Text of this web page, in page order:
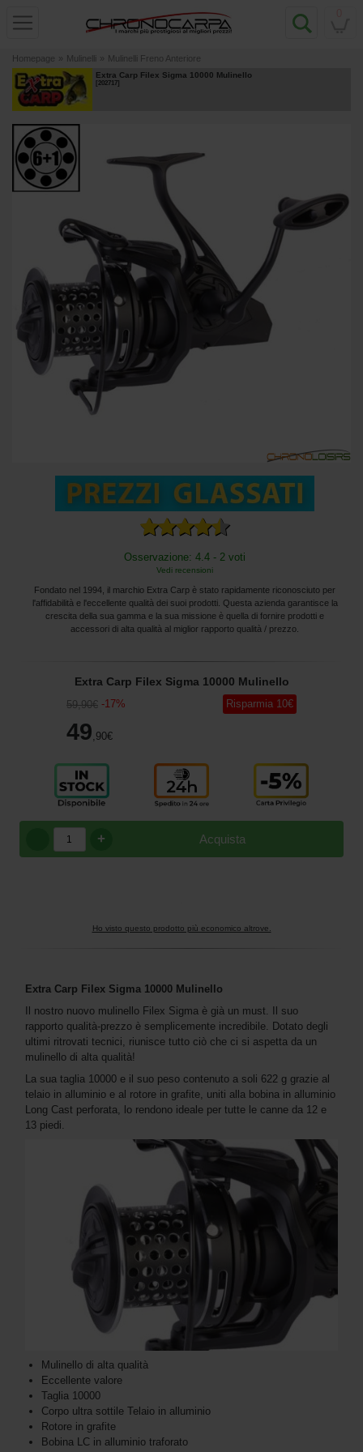
Homepage » Mulinelli » Mulinelli Freno Anteriore
Extra Carp Filex Sigma 10000 Mulinello
[202717]
Osservazione: 4.4 - 2 voti
Vedi recensioni
Fondato nel 1994, il marchio Extra Carp è stato rapidamente riconosciuto per
l'affidabilità e l'eccellente qualità dei suoi prodotti. Questa azienda garantisce la
crescita della sua gamma e la sua missione è quella di fornire prodotti e
accessori di alta qualità al miglior rapporto qualità / prezzo.
Extra Carp Filex Sigma 10000 Mulinello
59,90€ -17%
49 ,90€
Risparmia 10€
Acquista
+
Ho visto questo prodotto più economico altrove.
Extra Carp Filex Sigma 10000 Mulinello
Il nostro nuovo mulinello Filex Sigma è già un must. Il suo
rapporto qualità-prezzo è semplicemente incredibile. Dotato degli
ultimi ritrovati tecnici, riunisce tutto ciò che ci si aspetta da un
mulinello di alta qualità!
La sua taglia 10000 e il suo peso contenuto a soli 622 g grazie al
telaio in alluminio e al rotore in grafite, uniti alla bobina in alluminio
Long Cast perforata, lo rendono ideale per tutte le canne da 12 e
13 piedi.
Mulinello di alta qualità
Eccellente valore
Taglia 10000
Corpo ultra sottile Telaio in alluminio
Rotore in grafite
Bobina LC in alluminio traforato